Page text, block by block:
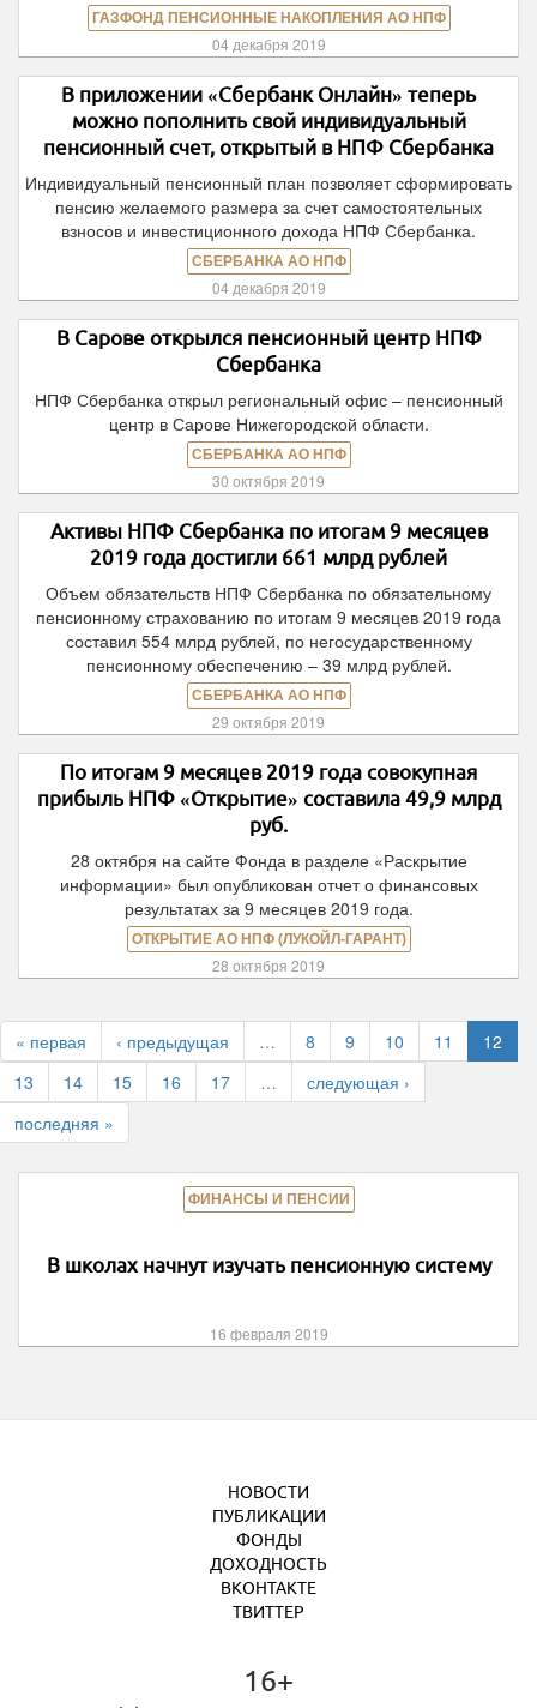
ГАЗФОНД ПЕНСИОННЫЕ НАКОПЛЕНИЯ АО НПФ
04 декабря 2019
В приложении «Сбербанк Онлайн» теперь
можно пополнить свой индивидуальный
пенсионный счет, открытый в НПФ Сбербанка
Индивидуальный пенсионный план позволяет сформировать
пенсию желаемого размера за счет самостоятельных
взносов и инвестиционного дохода НПФ Сбербанка.
СБЕРБАНКА АО НПФ
04 декабря 2019
В Сарове открылся пенсионный центр НПФ
Сбербанка
НПФ Сбербанка открыл региональный офис – пенсионный
центр в Сарове Нижегородской области.
СБЕРБАНКА АО НПФ
30 октября 2019
Активы НПФ Сбербанка по итогам 9 месяцев
2019 года достигли 661 млрд рублей
Объем обязательств НПФ Сбербанка по обязательному
пенсионному страхованию по итогам 9 месяцев 2019 года
составил 554 млрд рублей, по негосударственному
пенсионному обеспечению – 39 млрд рублей.
СБЕРБАНКА АО НПФ
29 октября 2019
По итогам 9 месяцев 2019 года совокупная
прибыль НПФ «Открытие» составила 49,9 млрд
руб.
28 октября на сайте Фонда в разделе «Раскрытие
информации» был опубликован отчет о финансовых
результатах за 9 месяцев 2019 года.
ОТКРЫТИЕ АО НПФ (ЛУКОЙЛ-ГАРАНТ)
28 октября 2019
« первая ‹ предыдущая … 8 9 10 11
12
13
14 15 16 17 …
следующая ›
последняя »
ФИНАНСЫ И ПЕНСИИ
В школах начнут изучать пенсионную систему
16 февраля 2019
НОВОСТИ
ПУБЛИКАЦИИ
ФОНДЫ
ДОХОДНОСТЬ
ВКОНТАКТЕ
ТВИТТЕР
16+